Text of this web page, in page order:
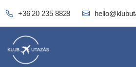
+36 20 235 8828